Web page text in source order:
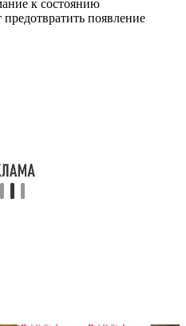
к состоянию
появление